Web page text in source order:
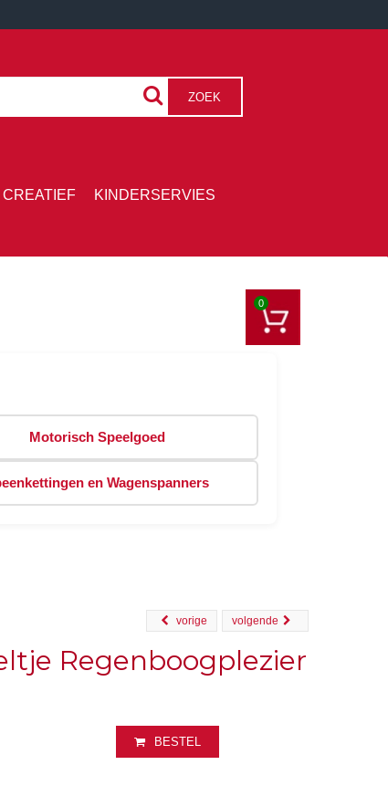
ZOEK
KINDERSERVIES
0
Motorisch Speelgoed
en Wagenspanners
volgende
vorige
Regenboogplezier
BESTEL